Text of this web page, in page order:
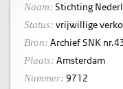
Naam: Stichting
Status: vrijwillige
Bron: Archief SNK
Plaats: Amsterdam
Nummer: 9712